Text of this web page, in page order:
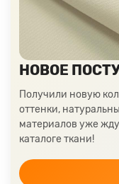
НОВОЕ
Получили новую
оттенки,
материалов уже
каталоге ткани!